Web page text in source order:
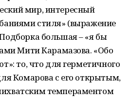
мир, интересный
стиля» (выражение
большая – «я бы
Мити Карамазова. «Обо
то, что для герметичного
Комарова с его открытым,
темпераментом